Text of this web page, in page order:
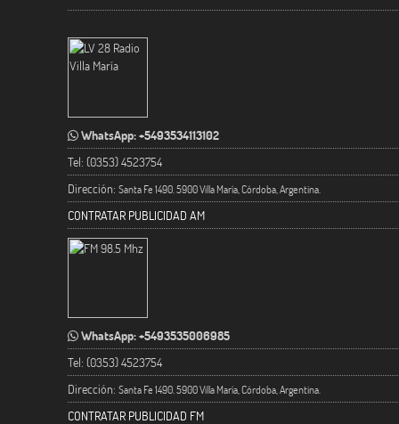
WhatsApp: +5493534113102
Tel: (0353) 4523754
Dirección: Santa Fe 1490. 5900 Villa María, Córdoba, Argentina.
CONTRATAR PUBLICIDAD AM
WhatsApp: +5493535006985
Tel: (0353) 4523754
Dirección: Santa Fe 1490. 5900 Villa María, Córdoba, Argentina.
CONTRATAR PUBLICIDAD FM